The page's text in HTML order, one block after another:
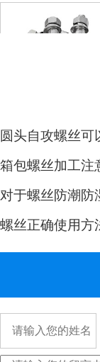
圆头自攻螺丝可
箱包螺丝加工注
对于螺丝防潮防
螺丝正确使用方